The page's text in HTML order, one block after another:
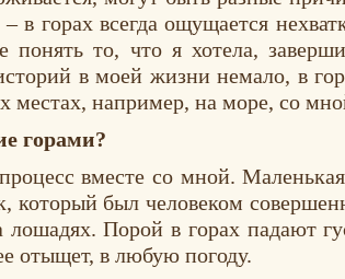
горах всегда ощущается
то, что я хотела,
в моей жизни немало, в
например, на море, со
горами?
вместе со мной.
который был человеком
Порой в горах падают
отыщет, в любую погоду.